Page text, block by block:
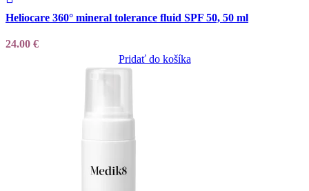
Add to wishlist
Heliocare 360° mineral tolerance fluid SPF 50, 50 ml
24.00 €
Pridať do košíka